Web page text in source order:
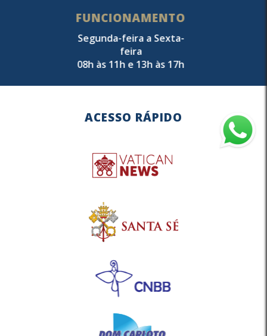
FUNCIONAMENTO
Segunda-feira a Sexta-
feira
08h às 11h e 13h às 17h
ACESSO RÁPIDO